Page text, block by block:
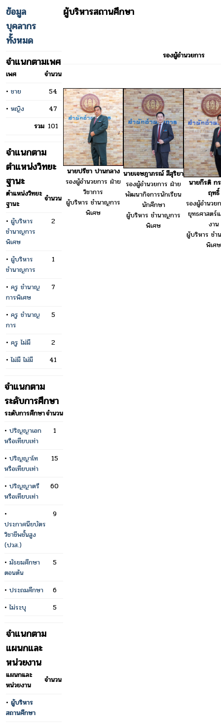
ข้อมูล
บุคลากร
ทั้งหมด
จำแนกตามเพศ
เพศ
จำนวน
• ชาย
54
• หญิง
47
รวม 101
จำแนกตาม
ตำแหน่งวิทยะ
ฐานะ
ตำแหน่งวิทยะ
ฐานะ
จำนวน
• ผู้บริหาร
ชำนาญการ
พิเศษ
2
• ผู้บริหาร
ชำนาญการ
1
• ครู ชำนาญ
การพิเศษ
7
• ครู ชำนาญ
การ
5
• ครู ไม่มี
2
•ไม่มี ไม่มี 41
จำแนกตาม
ระดับการศึกษา
ระดับการศึกษาจำนวน
• ปริญญาเอก
หรือเทียบเท่า
1
• ปริญญาโท
หรือเทียบเท่า
15
• ปริญญาตรี
หรือเทียบเท่า
60
•
ประกาศนียบัตร
วิชาชีพชั้นสูง
(ปวส.)
9
• มัธยมศึกษา
ตอนต้น
5
• ประถมศึกษา
6
•ไม่ระบุ 5
จำแนกตาม
แผนกและ
หน่วยงาน
แผนกและ
หน่วยงาน
จำนวน
• ผู้บริหาร
สถานศึกษา
ผู้บริหารสถานศึกษา
รองผู้อำนวยการ
นายปรีชา ปานกลาง
รองผู้อำนวยการ ฝ่าย
วิชาการ
ผู้บริหาร ชำนาญการ
พิเศษ
นายเจษฎาภรณ์ สีสุริยา
รองผู้อำนวยการ ฝ่าย
พัฒนากิจการนักเรียน
นักศึกษา
ผู้บริหาร ชำนาญการ
พิเศษ
นายกีรติ ก
ฤทธิ์
รองผู้อำนวย
ยุทธศาสตร์
งาน
ผู้บริหาร ชำ
พิเศษ